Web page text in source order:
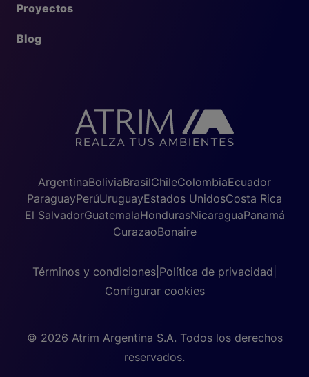
Proyectos
Blog
ArgentinaBoliviaBrasilChileColombiaEcuador
ParaguayPerúUruguayEstados UnidosCosta Rica
El SalvadorGuatemalaHondurasNicaraguaPanamá
CurazaoBonaire
Términos y condiciones Política de privacidad
Configurar cookies
© 2026 Atrim Argentina S.A. Todos los derechos
reservados.